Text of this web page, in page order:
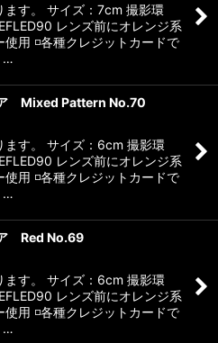
ます。 サイズ：7cm 撮影環
レンズ前にオレンジ系
用 ◽️各種クレジットカードで
…
Mixed Pattern No.70
ます。 サイズ：6cm 撮影環
レンズ前にオレンジ系
用 ◽️各種クレジットカードで
…
Red No.69
ます。 サイズ：6cm 撮影環
レンズ前にオレンジ系
用 ◽️各種クレジットカードで
…